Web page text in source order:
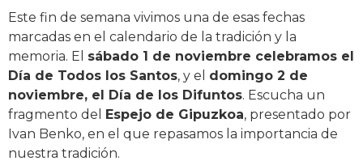
Este fin de semana vivimos una de esas fechas
marcadas en el calendario de la tradición y la
memoria. El sábado 1 de noviembre celebramos el
Día de Todos los Santos, y el domingo 2 de
noviembre, el Día de los Difuntos. Escucha un
fragmento del Espejo de Gipuzkoa, presentado por
Ivan Benko, en el que repasamos la importancia de
nuestra tradición.